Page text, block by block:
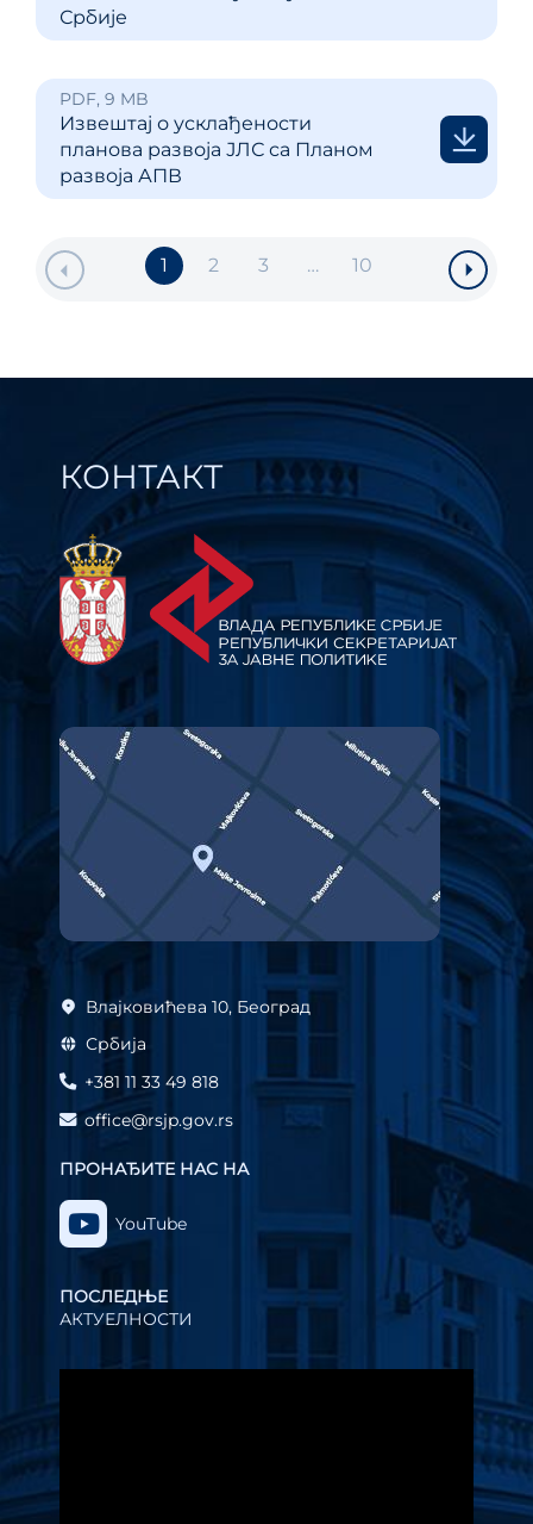
Србије
PDF, 9 MB
Извештај о усклађености
планова развоја ЈЛС са Планом
развоја АПВ
1 2 3 … 10
КОНТАКТ
Влајковићева 10, Београд
Србија
+381 11 33 49 818
office@rsjp.gov.rs
ПРОНАЂИТЕ НАС НА
YouTube
ПОСЛЕДЊЕ
АКТУЕЛНОСТИ
видео